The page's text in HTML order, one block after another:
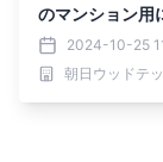
のマンション用
度な色合いが魅
ンナップを追加
2024-10-25
朝日ウッドテ